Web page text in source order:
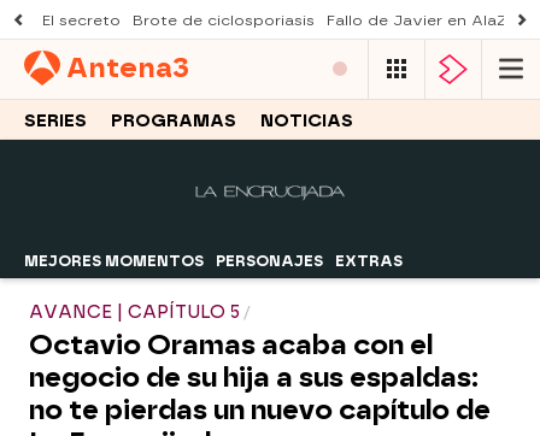
El secreto Brote de ciclosporiasis Fallo de Javier en AlaZ
Antena3
SERIES PROGRAMAS NOTICIAS
MEJORES MOMENTOS PERSONAJES EXTRAS
AVANCE | CAPÍTULO 5
Octavio Oramas acaba con el
negocio de su hija a sus espaldas:
no te pierdas un nuevo capítulo de